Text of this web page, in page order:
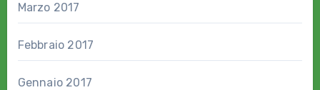
Marzo 2017
Febbraio 2017
Gennaio 2017